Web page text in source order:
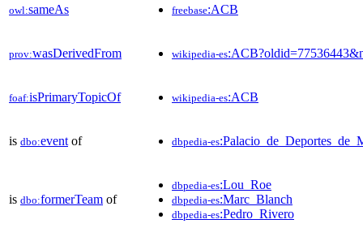
owl:sameAs freebase:ACB
prov:wasDerivedFrom wikipedia-es
foaf:isPrimaryTopicOf wikipedia-es:ACB
is dbo:event of dbpedia-es
is dbo:formerTeam of
dbpedia-es:Lou_Roe
dbpedia-es:Marc_Blanch
dbpedia-es:Pedro_Rivero